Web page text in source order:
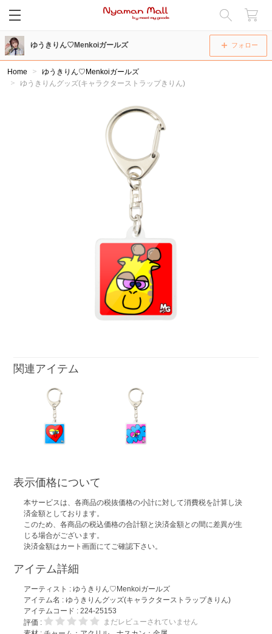
閉じる
ゆうきりん♡Menkoiガールズ フォロー
Home
ゆうきりん♡Menkoiガールズ
ゆうきりんグッズ(キャラクターストラップきりん)
関連アイテム
表示価格について
本サービスは、各商品の税抜価格の小計に対して消費税を計算し決
済金額としております。
このため、各商品の税込価格の合計額と決済金額との間に差異が生
じる場合がございます。
決済金額はカート画面にてご確認下さい。
アイテム詳細
アーティスト :ゆうきりん♡Menkoiガールズ
アイテム名 :ゆうきりんグッズ(キャラクターストラップきりん)
アイテムコード : 224-25153
評価 :
まだレビューされていません